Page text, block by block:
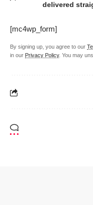
delivered
[mc4wp_form]
By signing up, you agree to our
in our Privacy Policy. You may